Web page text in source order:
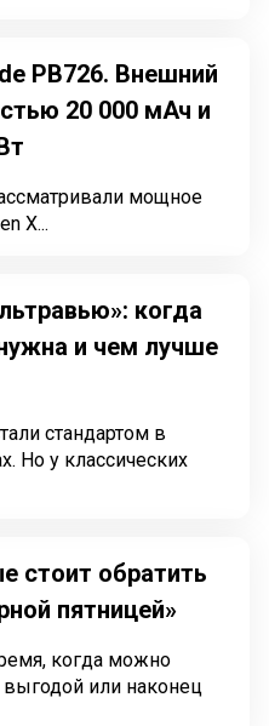
PB726. Внешний
20 000 мАч и
мощное
X...
когда
и чем лучше
стандартом в
Но у классических
стоит обратить
пятницей»
когда можно
выгодой или наконец